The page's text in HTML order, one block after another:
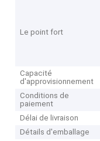
Le point fort
Capacité
d'approvisionnement
Conditions de
paiement
Délai de livraison
Détails d'emballage